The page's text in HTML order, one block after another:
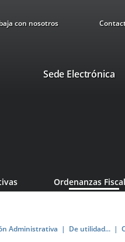
con nosotros
Sede Electrónica
Ordenanzas
Administrativa De utilidad...